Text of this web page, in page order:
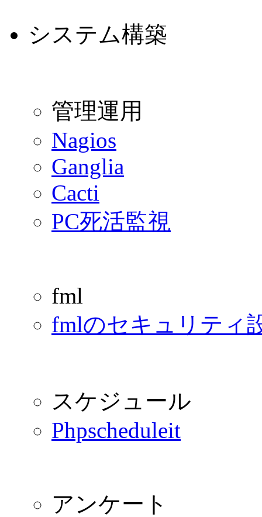
システム構築
管理運用
Nagios
Ganglia
Cacti
PC死活監視
fml
fmlのセキュリティ
スケジュール
Phpscheduleit
アンケート